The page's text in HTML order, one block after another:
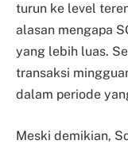
turun ke level
alasan mengapa
yang lebih luas.
transaksi
dalam periode
Meski demikian,